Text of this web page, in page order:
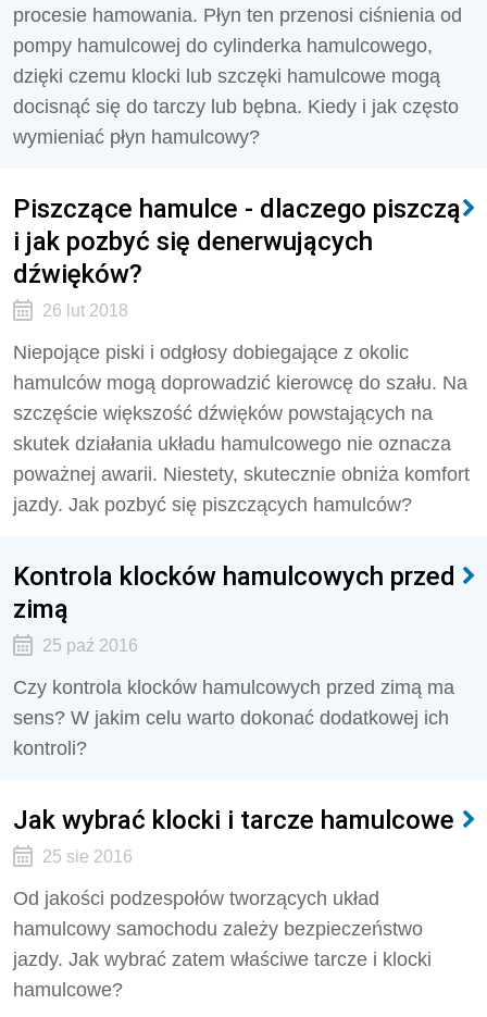
procesie hamowania. Płyn ten przenosi ciśnienia od
pompy hamulcowej do cylinderka hamulcowego,
dzięki czemu klocki lub szczęki hamulcowe mogą
docisnąć się do tarczy lub bębna. Kiedy i jak często
wymieniać płyn hamulcowy?
Piszczące hamulce - dlaczego piszczą
i jak pozbyć się denerwujących
dźwięków?
26 lut 2018
Niepojące piski i odgłosy dobiegające z okolic
hamulców mogą doprowadzić kierowcę do szału. Na
szczęście większość dźwięków powstających na
skutek działania układu hamulcowego nie oznacza
poważnej awarii. Niestety, skutecznie obniża komfort
jazdy. Jak pozbyć się piszczących hamulców?
Kontrola klocków hamulcowych przed
zimą
25 paź 2016
Czy kontrola klocków hamulcowych przed zimą ma
sens? W jakim celu warto dokonać dodatkowej ich
kontroli?
Jak wybrać klocki i tarcze hamulcowe
25 sie 2016
Od jakości podzespołów tworzących układ
hamulcowy samochodu zależy bezpieczeństwo
jazdy. Jak wybrać zatem właściwe tarcze i klocki
hamulcowe?